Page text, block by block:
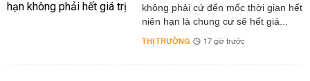
không phải cứ đến mốc thời gian hết
niên hạn là chung cư sẽ hết giá...
THỊ TRƯỜNG 17 giờ trước